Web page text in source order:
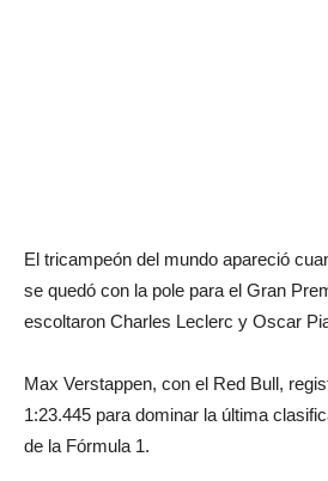
El tricampeón del mundo apareció
se quedó con la pole para el Gran
escoltaron Charles Leclerc y Oscar
Max Verstappen, con el Red Bull,
1:23.445 para dominar la última
de la Fórmula 1.